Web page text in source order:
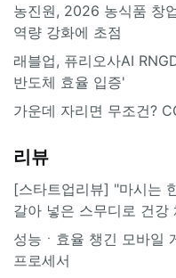
농진원, 2026 농식품 창
역량 강화에 초점
래블업, 퓨리오사AI
반도체 효율 입증'
가운데 자리면 무조건?
리뷰
[스타트업리뷰] "마시는
갈아 넣은 스무디로 건강
성능ㆍ효율 챙긴 모바일
프로세서